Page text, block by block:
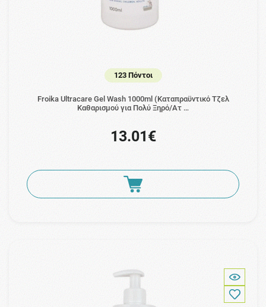
123 Πόντοι
Froika Ultracare Gel Wash 1000ml (Καταπραϋντικό Τζελ
Καθαρισμού για Πολύ Ξηρό/Ατ …
13.01€